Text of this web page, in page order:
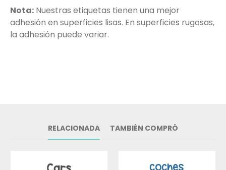
Nota: Nuestras etiquetas tienen una mejor
adhesión en superficies lisas. En superficies rugosas,
la adhesión puede variar.
RELACIONADA TAMBIÉN COMPRÓ